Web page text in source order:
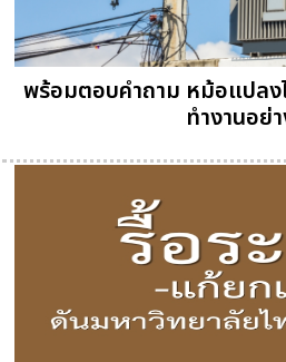
พร้อมตอบคำถาม หม้อแปลง
ทำงานอย่า